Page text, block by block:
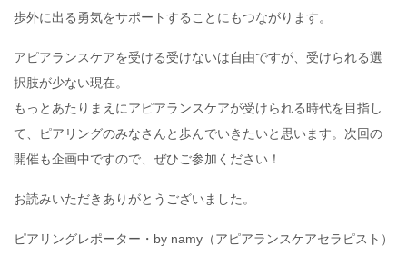
歩外に出る勇気をサポートすることにもつながります。
アピアランスケアを受ける受けないは自由ですが、受けられる選
択肢が少ない現在。
もっとあたりまえにアピアランスケアが受けられる時代を目指し
て、ピアリングのみなさんと歩んでいきたいと思います。次回の
開催も企画中ですので、ぜひご参加ください！
お読みいただきありがとうございました。
ピアリングレポーター・by namy（アピアランスケアセラピスト）